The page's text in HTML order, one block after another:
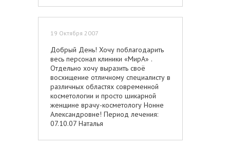
19 Октября 2007
Добрый День! Хочу поблагодарить
весь персонал клиники «МирА» .
Отдельно хочу выразить своё
восхищение отличному специалисту в
различных областях современной
косметологии и просто шикарной
женщине врачу-косметологу Нонне
Александровне! Период лечения:
07.10.07 Наталья